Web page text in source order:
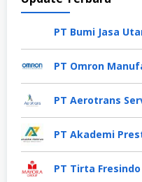
PT Omron
PT Akademi
PT Tirta